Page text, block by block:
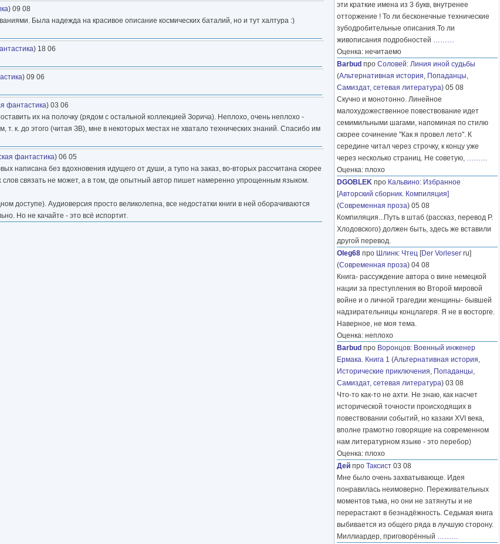
) 09 08
Была надежда на красивое описание космических баталий, но и тут халтура :)
) 18 06
) 09 06
фантастика) 03 06
их на полочку (рядом с остальной коллекцией Зорича). Неплохо, очень неплохо -
к. до этого (читая ЗВ), мне в некоторых местах не хватало технических знаний. Спасибо им
фантастика) 06 05
написана без вдохновения идущего от души, а тупо на заказ, во-вторых рассчитана скорее
связать не может, а в том, где опытный автор пишет намеренно упрощенным языком.
доступе). Аудиоверсия просто великолепна, все недостатки книги в ней оборачиваются
Но не качайте - это всё испортит.
эти краткие имена из 3 букв, внутренее
отторжение ! То ли бесконечные технические
зубодробительные описания.То ли
живописания подробностей ………
Оценка: нечитаемо
Barbud про Соловей: Линия иной судьбы
(Альтернативная история, Попаданцы,
Самиздат, сетевая литература) 05 08
Скучно и монотонно. Линейное
малохудожественное повествование идет
семимильными шагами, напоминая по стилю
скорее сочинение "Как я провел лето". К
середине читал через строчку, к концу уже
через несколько страниц. Не советую, ………
Оценка: плохо
DGOBLEK про Кальвино: Избранное
[Авторский сборник. Компиляция]
(Современная проза) 05 08
Компиляция...Путь в штаб (рассказ, перевод Р.
Хлодовского) должен быть, здесь же вставили
другой перевод.
Oleg68 про Шлинк: Чтец [Der Vorleser ru]
(Современная проза) 04 08
Книга- рассуждение автора о вине немецкой
нации за преступления во Второй мировой
войне и о личной трагедии женщины- бывшей
надзирательницы концлагеря. Я не в восторге.
Наверное, не моя тема.
Оценка: неплохо
Barbud про Воронцов: Военный инженер
Ермака. Книга 1 (Альтернативная история,
Исторические приключения, Попаданцы,
Самиздат, сетевая литература) 03 08
Что-то как-то не ахти. Не знаю, как насчет
исторической точности происходящих в
повествовании событий, но казаки XVI века,
вполне грамотно говорящие на современном
нам литературном языке - это перебор)
Оценка: плохо
Дей про Таксист 03 08
Мне было очень захватывающе. Идея
понравилась неимоверно. Переживательных
моментов тьма, но они не затянуты и не
перерастают в безнадёжность. Седьмая книга
выбивается из общего ряда в лучшую сторону.
Миллиардер, приговорённый ………